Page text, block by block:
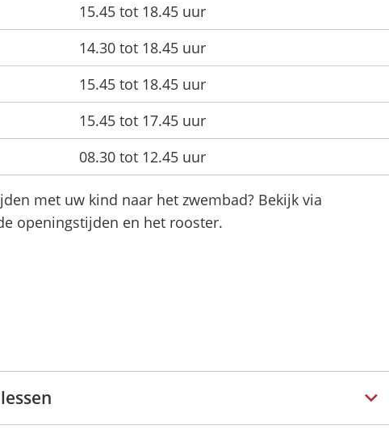
15.45 tot 18.45 uur
14.30 tot 18.45 uur
15.45 tot 18.45 uur
15.45 tot 17.45 uur
08.30 tot 12.45 uur
met uw kind naar het zwembad? Bekijk via
openingstijden en het rooster.